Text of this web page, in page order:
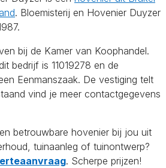
. Bloemisterij en Hovenier Duyzer
bij de Kamer van Koophandel.
bedrijf is 11019278 en de
Eenmanszaak. De vestiging telt
vind je meer contactgegevens
betrouwbare hovenier bij jou uit
tuinaanleg of tuinontwerp?
. Scherpe prijzen!